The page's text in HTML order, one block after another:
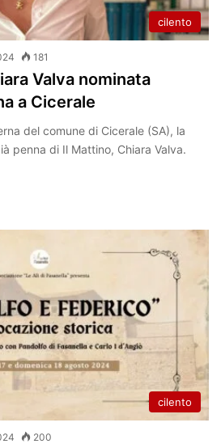
cilento
181
Valva nominata
a Cicerale
del comune di Cicerale (SA), la
penna di Il Mattino, Chiara Valva.
cilento
200